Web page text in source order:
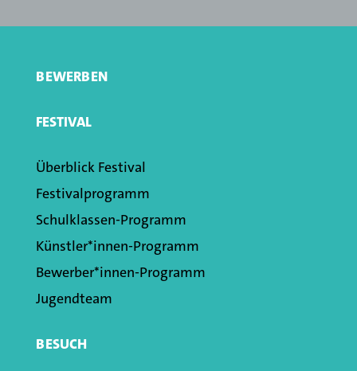
BEWERBEN
FESTIVAL
Überblick Festival
Festivalprogramm
Schulklassen­-Programm
Künstler*innen­-Programm
Bewerber*innen-Programm
Jugendteam
BESUCH